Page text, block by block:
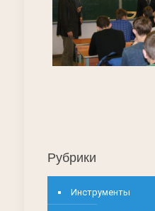
Рубрики
Инструменты